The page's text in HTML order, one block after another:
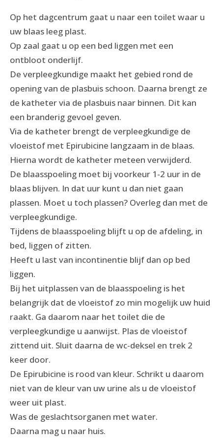
Op het dagcentrum gaat u naar een toilet waar u
uw blaas leeg plast.
Op zaal gaat u op een bed liggen met een
ontbloot onderlijf.
De verpleegkundige maakt het gebied rond de
opening van de plasbuis schoon. Daarna brengt ze
de katheter via de plasbuis naar binnen. Dit kan
een branderig gevoel geven.
Via de katheter brengt de verpleegkundige de
vloeistof met Epirubicine langzaam in de blaas.
Hierna wordt de katheter meteen verwijderd.
De blaasspoeling moet bij voorkeur 1-2 uur in de
blaas blijven. In dat uur kunt u dan niet gaan
plassen. Moet u toch plassen? Overleg dan met de
verpleegkundige.
Tijdens de blaasspoeling blijft u op de afdeling, in
bed, liggen of zitten.
Heeft u last van incontinentie blijf dan op bed
liggen.
Bij het uitplassen van de blaasspoeling is het
belangrijk dat de vloeistof zo min mogelijk uw huid
raakt. Ga daarom naar het toilet die de
verpleegkundige u aanwijst. Plas de vloeistof
zittend uit. Sluit daarna de wc-deksel en trek 2
keer door.
De Epirubicine is rood van kleur. Schrikt u daarom
niet van de kleur van uw urine als u de vloeistof
weer uit plast.
Was de geslachtsorganen met water.
Daarna mag u naar huis.